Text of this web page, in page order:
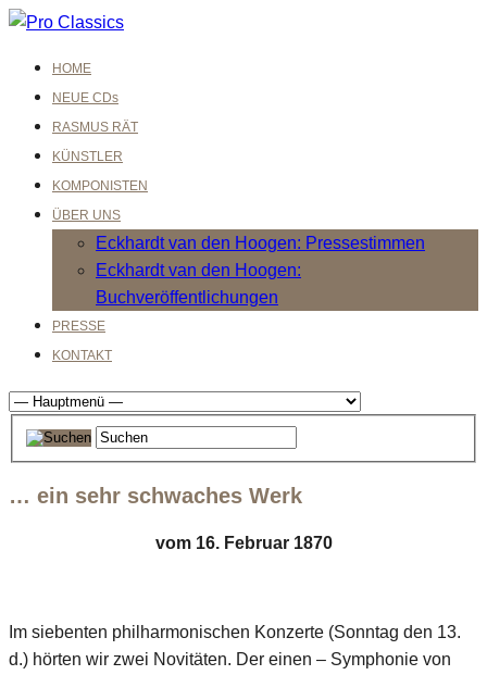
HOME
NEUE CDs
RASMUS RÄT
KÜNSTLER
KOMPONISTEN
ÜBER UNS
Eckhardt van den Hoogen: Pressestimmen
Eckhardt van den Hoogen:
Buchveröffentlichungen
PRESSE
KONTAKT
… ein sehr schwaches Werk
vom 16. Februar 1870
Im siebenten philharmonischen Konzerte (Sonntag den 13.
d.) hörten wir zwei Novitäten. Der einen – Symphonie von